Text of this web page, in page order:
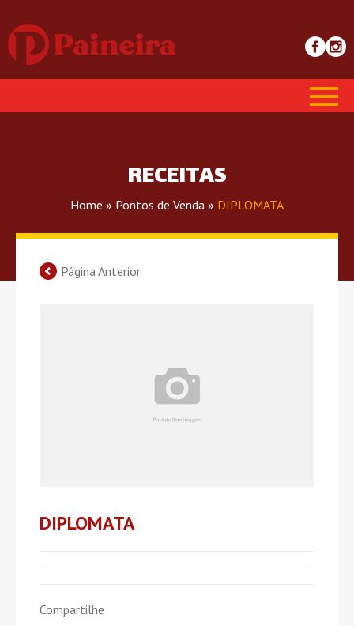
RECEITAS
Home » Pontos de Venda » DIPLOMATA
Página Anterior
DIPLOMATA
Compartilhe